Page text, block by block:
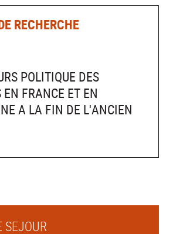
RECHERCHE
POLITIQUE DES
EN FRANCE ET EN
A LA FIN DE L'ANCIEN
SEJOUR